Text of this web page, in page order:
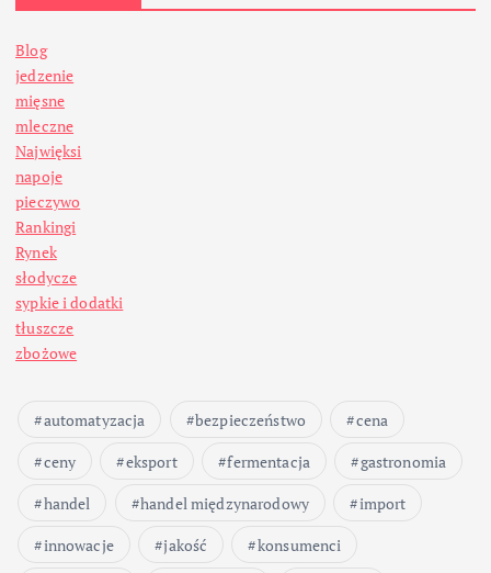
Blog
jedzenie
mięsne
mleczne
Najwięksi
napoje
pieczywo
Rankingi
Rynek
słodycze
sypkie i dodatki
tłuszcze
zbożowe
automatyzacja bezpieczeństwo
cena
ceny
eksport fermentacja
gastronomia
handel
handel międzynarodowy
import
innowacje
jakość
konsumenci